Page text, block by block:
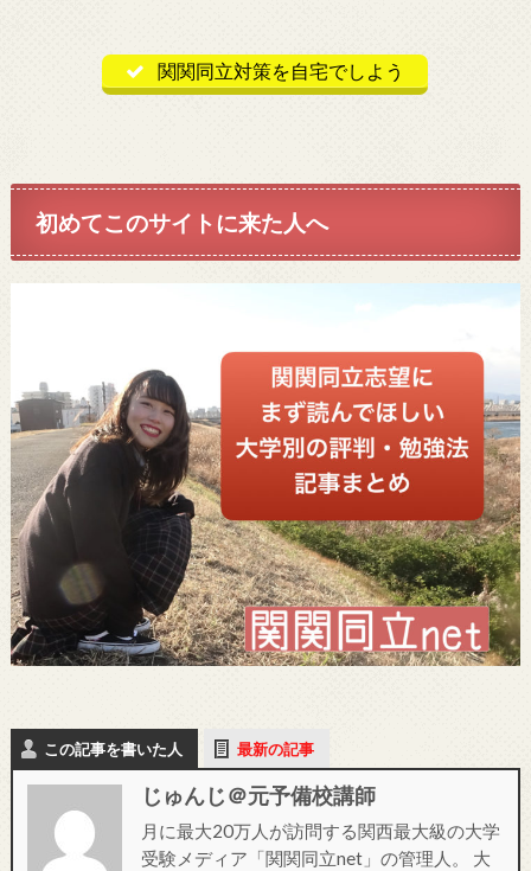
関関同立対策を自宅でしよう
初めてこのサイトに来た人へ
この記事を書いた人 最新の記事
じゅんじ＠元予備校講師
月に最大20万人が訪問する関西最大級の大学
受験メディア「関関同立net」の管理人。 大